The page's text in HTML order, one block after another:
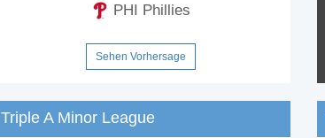
PHI Phillies
Sehen Vorhersage
Triple A Minor League